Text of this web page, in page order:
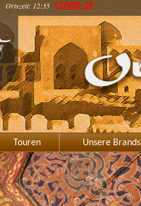
Ortszeit: 12:35 COVID-19
Touren Unsere Brands